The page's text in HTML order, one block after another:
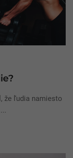
že ľudia namiesto